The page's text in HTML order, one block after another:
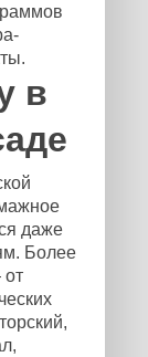
в
даже
Более
от